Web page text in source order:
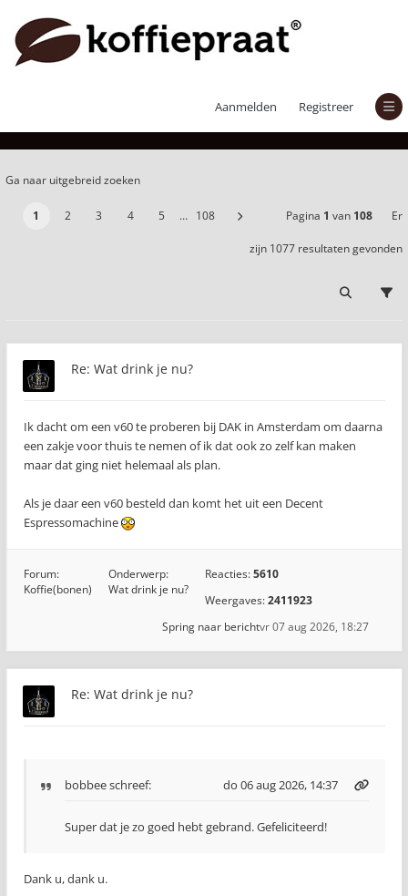
Aanmelden Registreer
Er zijn 1077 resultaten gevonden
Ga naar uitgebreid zoeken
1 2 3 4 5 … 108 Pagina 1 van 108 Er
zijn 1077 resultaten gevonden
Re: Wat drink je nu?
Ik dacht om een v60 te proberen bij DAK in Amsterdam om daarna
een zakje voor thuis te nemen of ik dat ook zo zelf kan maken
maar dat ging niet helemaal als plan.
Als je daar een v60 besteld dan komt het uit een Decent
Espressomachine
Forum:
Koffie(bonen)
Onderwerp:
Wat drink je nu?
Reacties:5610
Weergaves:2411923
vr 07 aug 2026, 18:27
Spring naar bericht
Re: Wat drink je nu?
bobbeeschreef: do 06 aug 2026, 14:37
Super dat je zo goed hebt gebrand. Gefeliciteerd!
Dank u, dank u.